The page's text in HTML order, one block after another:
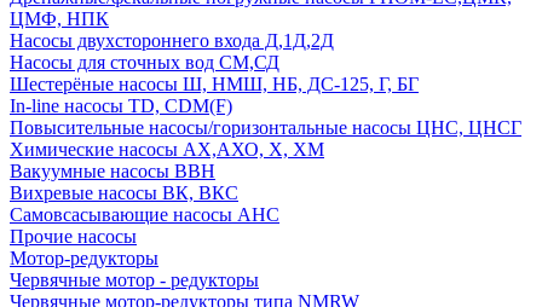
ЦМФ, НПК
Насосы двухстороннего входа Д,1Д,2Д
Насосы для сточных вод СМ,СД
Шестерёные насосы Ш, НМШ, НБ, ДС-125, Г, БГ
In-line насосы TD, CDM(F)
Повысительные насосы/горизонтальные насосы ЦНС, ЦНСГ
Химические насосы АХ,АХО, Х, ХМ
Вакуумные насосы ВВН
Вихревые насосы ВК, ВКС
Самовсасывающие насосы АНС
Прочие насосы
Мотор-редукторы
Червячные мотор - редукторы
Червячные мотор-редукторы типа NMRW